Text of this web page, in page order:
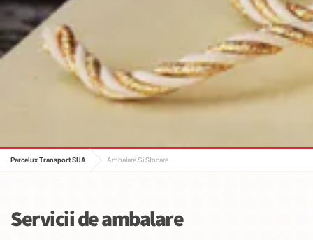
Parcelux Transport SUA Ambalare Și Stocare
Servicii de ambalare